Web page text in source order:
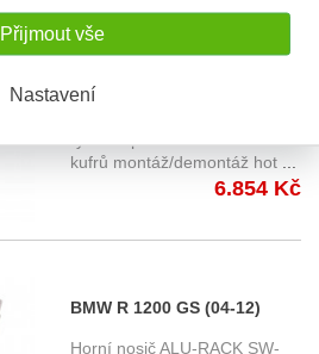
Přijmout vše
NastaveníBMW R 1200 GS (04-12)
Motech
kufrů montáž/demontáž hot
6.854 Kč
BMW R 1200 GS (04-12)
horní nosič SW-Motech
Horní nosič ALU-RACK SW-